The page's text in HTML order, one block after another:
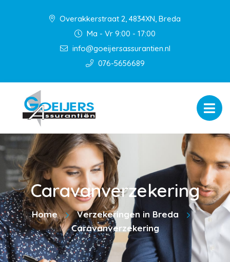
Overakkerstraat 2, 4834XN, Breda
Ma - Vr 9:00 - 17:00
info@goeijersassurantien.nl
076-5656689
Caravanverzekering
Home
Verzekeringen in Breda
Caravanverzekering